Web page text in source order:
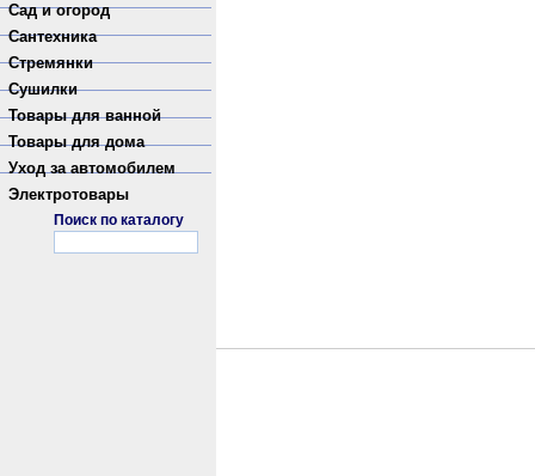
Сад и огород
Сантехника
Стремянки
Сушилки
Товары для ванной
Товары для дома
Уход за автомобилем
Электротовары
Поиск по каталогу